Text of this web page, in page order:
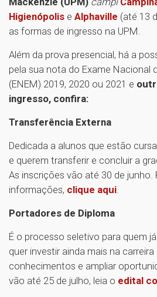
Higienópolis e Alphaville (até 13
as formas de ingresso na UPM.
Além da prova presencial, há a
pela sua nota do Exame Nacional
(ENEM) 2019, 2020 ou 2021 e
ingresso, confira:
Transferência Externa
Dedicada a alunos que estão
e querem transferir e concluir a
As inscrições vão até 30 de junho.
informações, clique aqui
Portadores de Diploma
É o processo seletivo para quem
quer investir ainda mais na
conhecimentos e ampliar
vão até 25 de julho, leia o edital